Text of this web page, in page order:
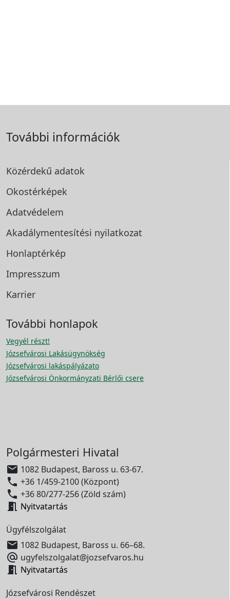
További információk
Közérdekű adatok
Okostérképek
Adatvédelem
Akadálymentesítési nyilatkozat
Honlaptérkép
Impresszum
Karrier
További honlapok
Vegyél részt!
Józsefvárosi Lakásügynökség
Józsefvárosi lakáspályázato
Józsefvárosi Önkormányzati Bérlői csere
Polgármesteri Hivatal
 1082 Budapest, Baross u. 63-67.
 +36 1/459-2100 (Központ)
 +36 80/277-256 (Zöld szám)
 Nyitvatartás
Ügyfélszolgálat
 1082 Budapest, Baross u. 66–68.
 ugyfelszolgalat@jozsefvaros.hu
 Nyitvatartás
Józsefvárosi Rendészet